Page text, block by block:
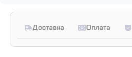
Доставка Оплата